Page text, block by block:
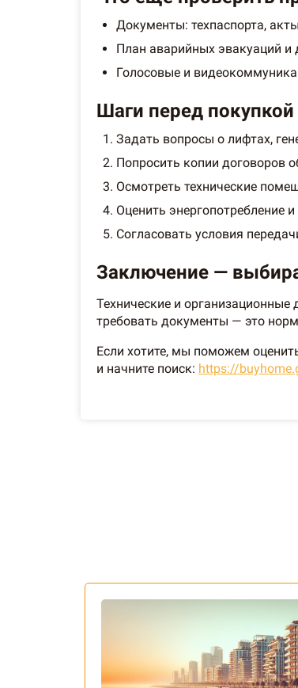
Документы: техпаспорта,
План аварийных эвакуаций и
Голосовые и
Шаги перед
Задать вопросы о лифтах,
Попросить копии договоров
Осмотреть технические
Оценить энергопотребление
Согласовать условия
Заключение —
Технические и
требовать документы — это
Если хотите, мы поможем
и начните поиск: https://